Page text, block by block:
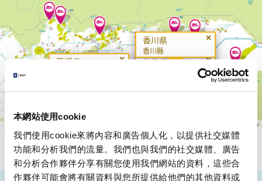
本網站使用cookie
我們使用cookie來將內容和廣告個人化，以提供社交媒體
功能和分析我們的流量。我們也與我們的社交媒體、廣告
和分析合作夥伴分享有關您使用我們網站的資料，這些合
作夥伴可能會將有關資料與您所提供給他們的其他資料或
請注意：以上資訊使用的是2026年3月31日為止的數據。有可能並非
是最新數據，還請注意。